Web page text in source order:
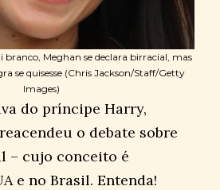
branco, Meghan se declara birracial, mas
se quisesse (Chris Jackson/Staff/Getty
Images)
do príncipe Harry,
o debate sobre
– cujo conceito é
e no Brasil. Entenda!